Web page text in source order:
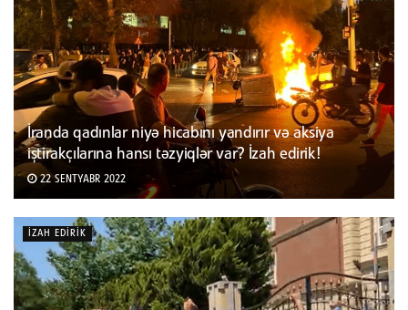
İranda qadınlar niyə hicabını yandırır və aksiya
iştirakçılarına hansı təzyiqlər var? İzah edirik!
22 SENTYABR 2022
İZAH EDIRIK